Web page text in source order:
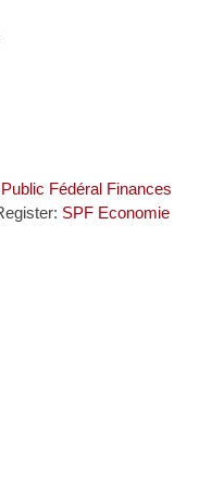
Fédéral Finances
SPF Economie